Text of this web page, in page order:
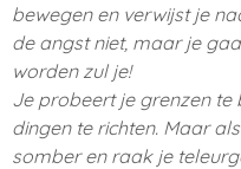
bewegen en verwijst je
de angst niet, maar je
worden zul je!
Je probeert je grenzen te
dingen te richten. Maar
somber en raak je